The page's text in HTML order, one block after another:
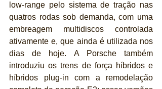
low-range pelo sistema de tração nas
quatros rodas sob demanda, com uma
embreagem multidiscos controlada
ativamente e, que ainda é utilizada nos
dias de hoje. A Porsche também
introduziu os trens de força híbridos e
híbridos plug-in com a remodelação